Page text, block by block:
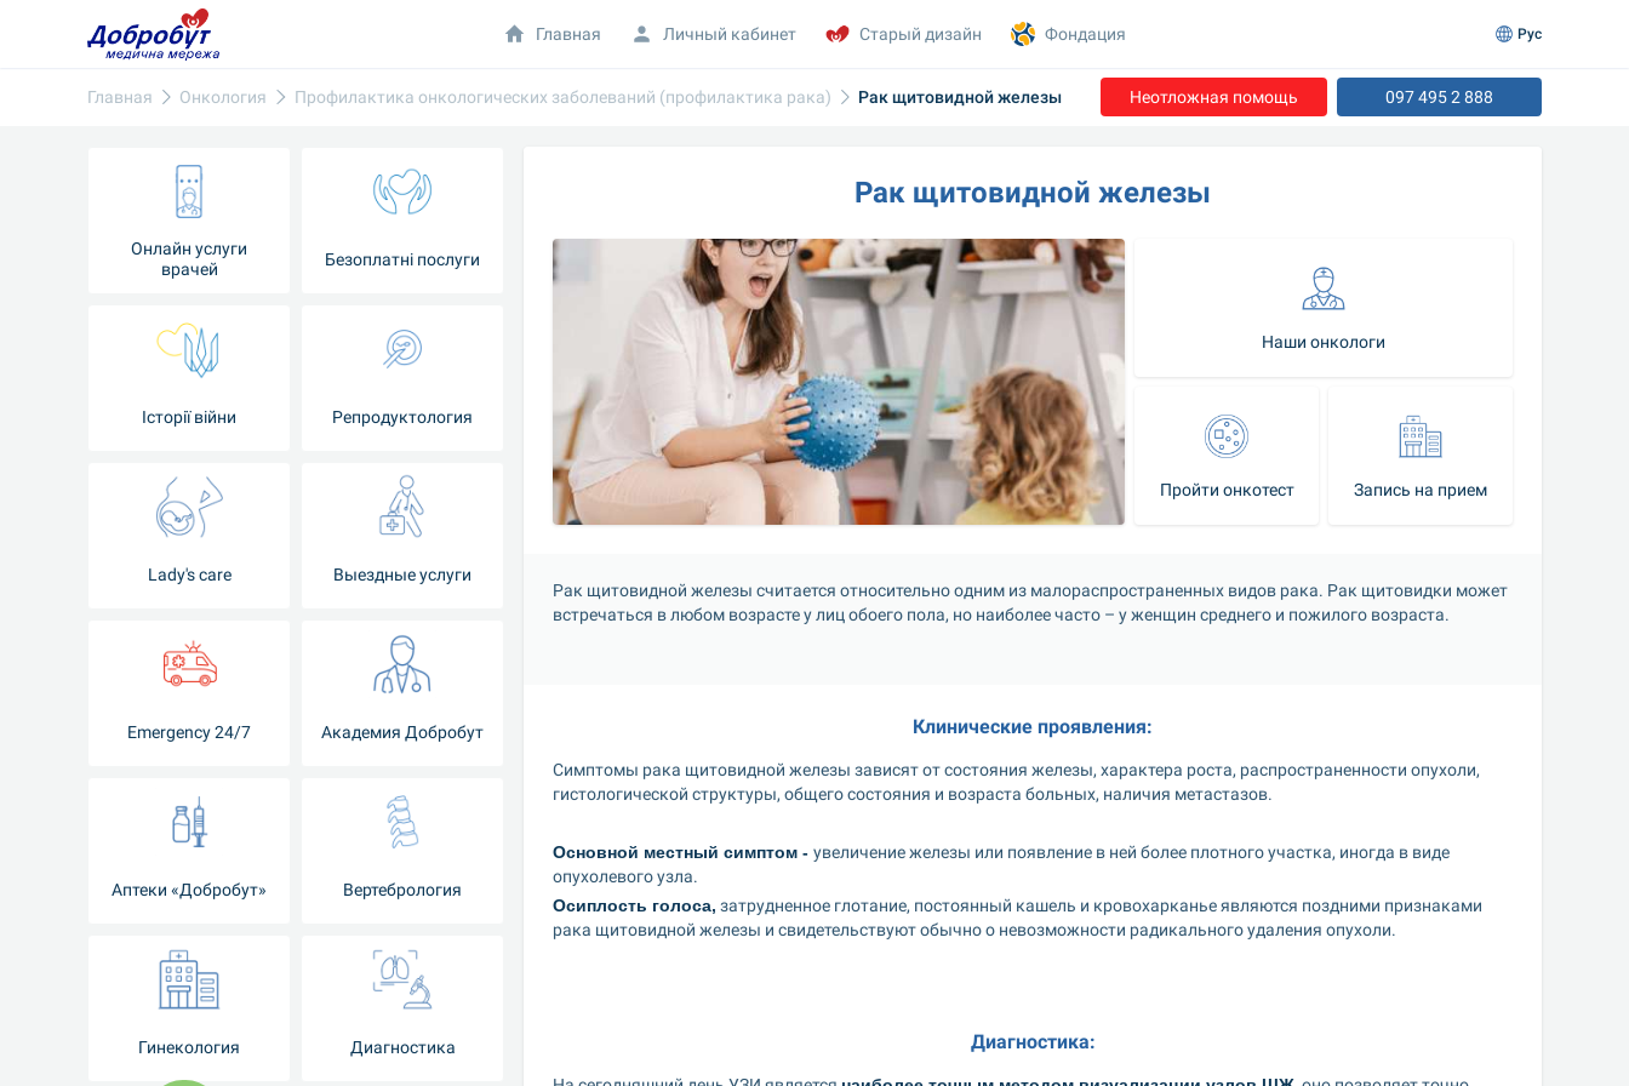
Главная Онкология Профилактика онкологических заболеваний (профилактика рака) Рак щитовидной железы Неотложная помощь 097 495 2 888
Онлайн услуги
врачей
Безоплатні послуги
Iсторії війни Репродуктология
Lady's care Выездные услуги
Emergency 24/7 Академия Добробут
Аптеки «Добробут» Вертебрология
Гинекология Диагностика
Рак щитовидной железы
Наши онкологи
Пройти онкотест Запись на прием
Рак щитовидной железы считается относительно одним из малораспространенных видов рака. Рак щитовидки может
встречаться в любом возрасте у лиц обоего пола, но наиболее часто – у женщин среднего и пожилого возраста.
Клинические проявления:
Симптомы рака щитовидной железы зависят от состояния железы, характера роста, распространенности опухоли,
гистологической структуры, общего состояния и возраста больных, наличия метастазов.
Основной местный симптом - увеличение железы или появление в ней более плотного участка, иногда в виде
опухолевого узла.
Осиплость голоса, затрудненное глотание, постоянный кашель и кровохарканье являются поздними признаками
рака щитовидной железы и свидетельствуют обычно о невозможности радикального удаления опухоли.
Диагностика:
Главная Личный кабинет Старый дизайн Фондация Рус